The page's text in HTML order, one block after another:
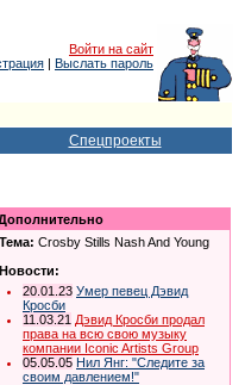
Войти на сайт
| Выслать пароль
Спецпроекты
Тема: Crosby Stills Nash And Young
Новости:
20.01.23 Умер певец Дэвид
Кросби
11.03.21 Дэвид Кросби продал
права на всю свою музыку
компании Iconic Artists Group
05.05.05 Нил Янг: "Следите за
своим давлением!"